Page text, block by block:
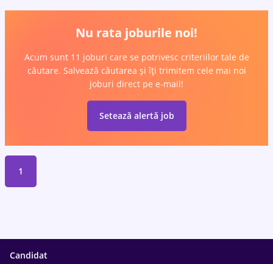
Nu rata joburile noi!
Acum sunt 11 joburi care se potrivesc criteriilor tale de
căutare. Salvează căutarea și îți trimitem cele mai noi
joburi direct pe e-mail!
Setează alertă job
1
Candidat